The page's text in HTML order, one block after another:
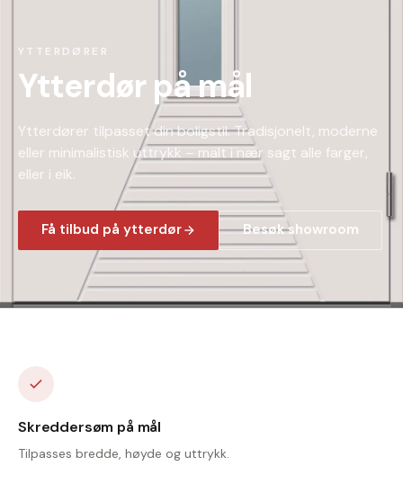
YTTERDØRER
Ytterdør på mål
Ytterdører tilpasset din boligstil. Tradisjonelt, moderne
eller minimalistisk uttrykk – malt i nær sagt alle farger,
eller i eik.
Få tilbud på ytterdør Besøk showroom
Skreddersøm på mål
Tilpasses bredde, høyde og uttrykk.